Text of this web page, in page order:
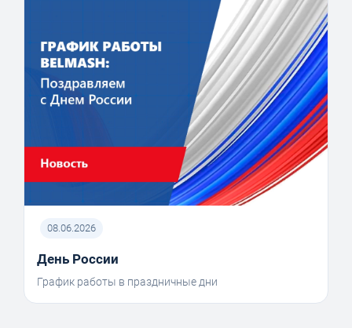
08.06.2026
День России
График работы в праздничные дни